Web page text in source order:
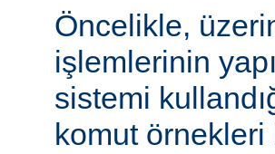
Öncelikle,
işlemlerinin
sistemi
komut